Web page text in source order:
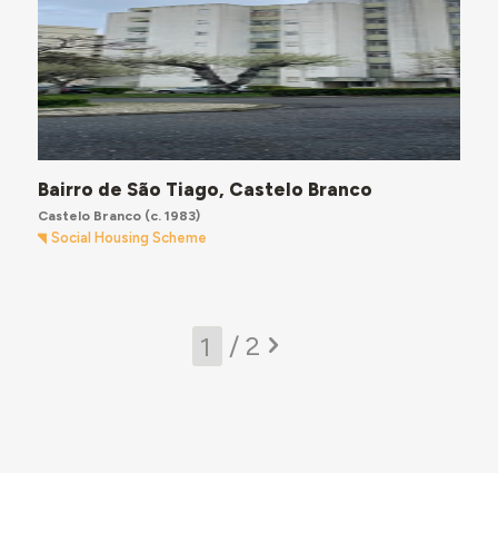
Bairro de São Tiago, Castelo Branco
Castelo Branco(c. 1983)
Social Housing Scheme
/ 2